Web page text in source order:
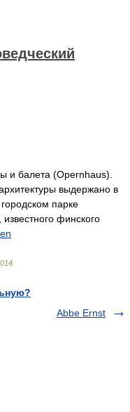
и балета (Opernhaus).
выдержано в
парке
финского
Abbe Ernst